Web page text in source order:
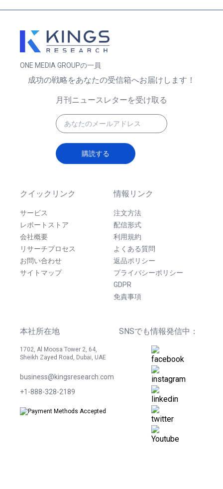
ONE MEDIA GROUPの一員
クイックリンク
サービス
レポートストア
会社概要
リサーチプロセス
お問い合わせ
サイトマップ
情報リンク
注文方法
配信形式
利用規約
よくある質問
返品ポリシー
プライバシーポリシー
GDPR
免責事項
本社所在地
1702, Al Moosa Tower 2, 64,
Sheikh Zayed Road, Dubai, UAE
business@kingsresearch.com
+1-888-328-2189
SNSでも情報発信中：
成功の戦略をあなたの受信箱へお届けします！
月刊ニュースレターを受け取る
購読する